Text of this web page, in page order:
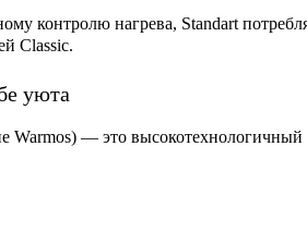
контролю нагрева, Standart
Classic.
уюта
Warmos) — это